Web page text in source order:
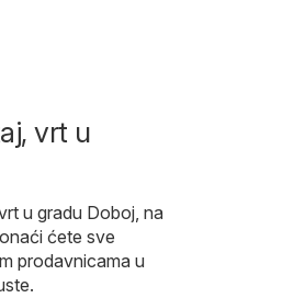
vrt u
u gradu Doboj, na
ćete sve
prodavnicama u